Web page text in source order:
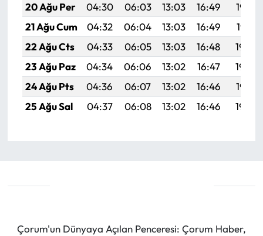
20 Ağu Per
04:30 06:03 13:03 16:49
19:53
21 Ağu Cum
04:32 06:04 13:03 16:49
19:51
22 Ağu Cts
04:33 06:05 13:03 16:48
19:50
23 Ağu Paz
04:34 06:06 13:02 16:47
19:49
24 Ağu Pts
04:36 06:07 13:02 16:46
19:47
25 Ağu Sal
04:37 06:08 13:02 16:46 19:46
Çorum'un Dünyaya Açılan Penceresi: Çorum Haber,